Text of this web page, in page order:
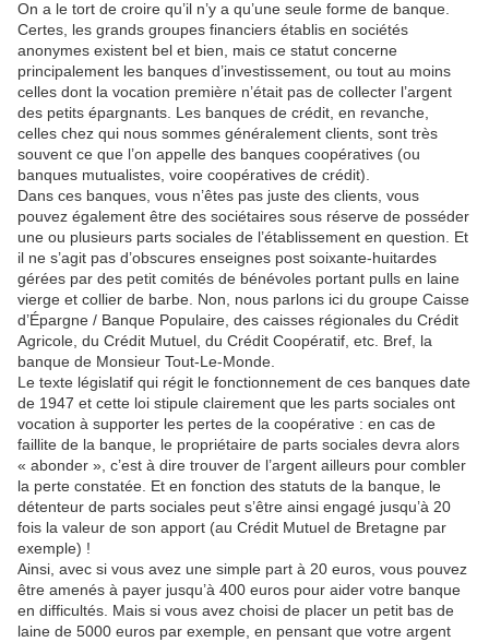
On a le tort de croire qu’il n’y a qu’une seule forme de banque.
Certes, les grands groupes financiers établis en sociétés
anonymes existent bel et bien, mais ce statut concerne
principalement les banques d’investissement, ou tout au moins
celles dont la vocation première n’était pas de collecter l’argent
des petits épargnants. Les banques de crédit, en revanche,
celles chez qui nous sommes généralement clients, sont très
souvent ce que l’on appelle des banques coopératives (ou
banques mutualistes, voire coopératives de crédit).
Dans ces banques, vous n’êtes pas juste des clients, vous
pouvez également être des sociétaires sous réserve de posséder
une ou plusieurs parts sociales de l’établissement en question. Et
il ne s’agit pas d’obscures enseignes post soixante-huitardes
gérées par des petit comités de bénévoles portant pulls en laine
vierge et collier de barbe. Non, nous parlons ici du groupe Caisse
d’Épargne / Banque Populaire, des caisses régionales du Crédit
Agricole, du Crédit Mutuel, du Crédit Coopératif, etc. Bref, la
banque de Monsieur Tout-Le-Monde.
Le texte législatif qui régit le fonctionnement de ces banques date
de 1947 et cette loi stipule clairement que les parts sociales ont
vocation à supporter les pertes de la coopérative : en cas de
faillite de la banque, le propriétaire de parts sociales devra alors
« abonder », c’est à dire trouver de l’argent ailleurs pour combler
la perte constatée. Et en fonction des statuts de la banque, le
détenteur de parts sociales peut s’être ainsi engagé jusqu’à 20
fois la valeur de son apport (au Crédit Mutuel de Bretagne par
exemple) !
Ainsi, avec si vous avez une simple part à 20 euros, vous pouvez
être amenés à payer jusqu’à 400 euros pour aider votre banque
en difficultés. Mais si vous avez choisi de placer un petit bas de
laine de 5000 euros par exemple, en pensant que votre argent